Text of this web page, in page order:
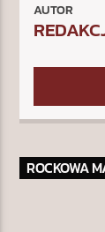
AUTOR
ROCKOWA